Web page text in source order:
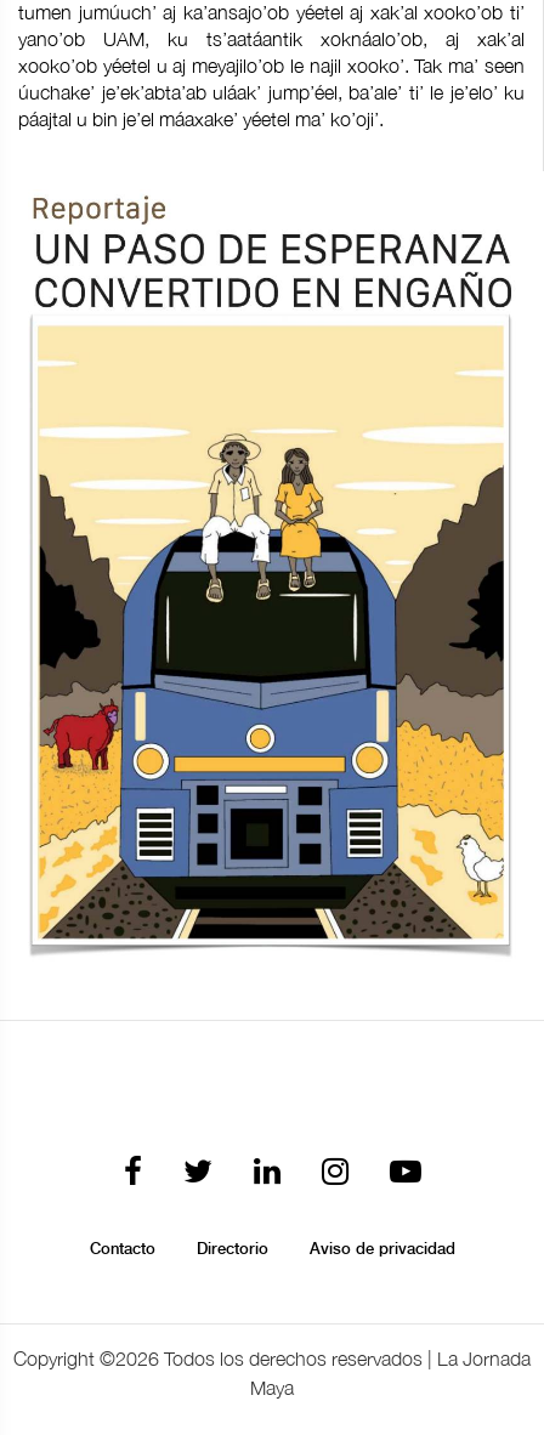
tumen jumúuch’ aj ka’ansajo’ob yéetel aj xak’al xooko’ob ti’
yano’ob UAM, ku ts’aatáantik xoknáalo’ob, aj xak’al
xooko’ob yéetel u aj meyajilo’ob le najil xooko’. Tak ma’ seen
úuchake’ je’ek’abta’ab uláak’ jump’éel, ba’ale’ ti’ le je’elo’ ku
páajtal u bin je’el máaxake’ yéetel ma’ ko’oji’.
Contacto Directorio Aviso de privacidad
Copyright ©2026 Todos los derechos reservados | La Jornada
Maya